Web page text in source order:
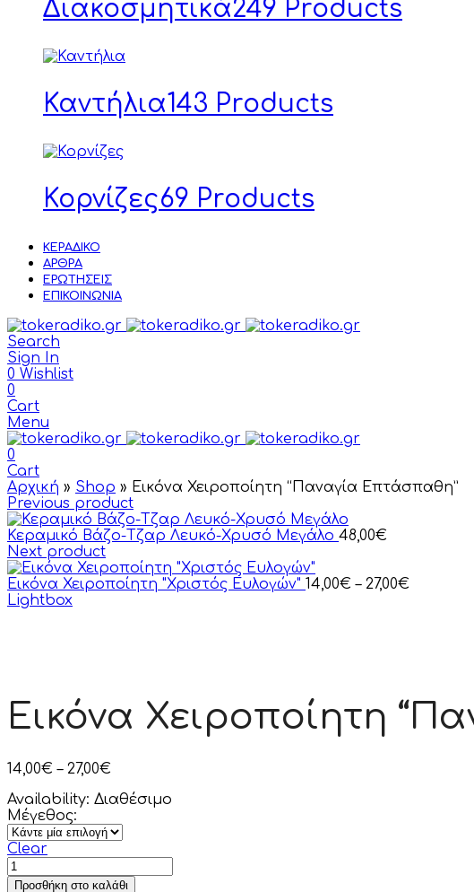
Διακοσμητικά249 Products
Καντήλια143 Products
Κορνίζες69 Products
ΚΕΡΆΔΙΚΟ
ΆΡΘΡΑ
ΕΡΩΤΉΣΕΙΣ
ΕΠΙΚΟΙΝΩΝΊΑ
Search
Sign In
0 Wishlist
0
Cart
Menu
0
Cart
Αρχική » Shop » Εικόνα Χειροποίητη “Παναγία Επτάσπαθη”
Previous product
Κεραμικό Βάζο-Τζαρ Λευκό-Χρυσό Μεγάλο 48,00€
Next product
Εικόνα Χειροποίητη "Χριστός Ευλογών" 14,00€ – 27,00€
Lightbox
Εικόνα Χειροποίητη
14,00€ – 27,00€
Availability: Διαθέσιμο
Μέγεθος:
Clear
Προσθήκη στο καλάθι